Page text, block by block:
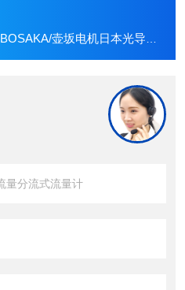
壶坂电机日本光导光源FLS系列